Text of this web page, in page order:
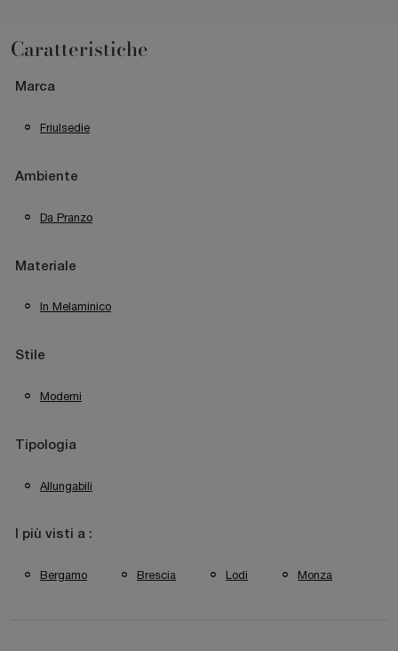
Caratteristiche
Marca
Friulsedie
Ambiente
Da Pranzo
Materiale
In Melaminico
Stile
Moderni
Tipologia
Allungabili
I più visti a :
Bergamo Brescia Lodi Monza